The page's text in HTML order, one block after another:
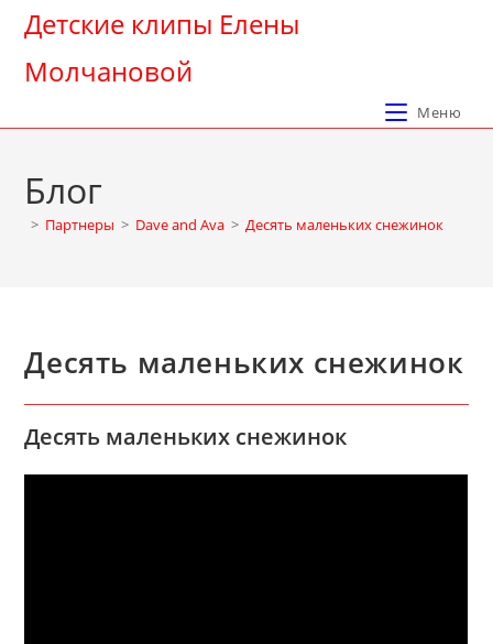
Перейти
содержимому
Детские клипы Елены
Молчановой
Меню
Блог
> Партнеры > Dave and Ava > Десять маленьких снежинок
Десять маленьких снежинок
Десять маленьких снежинок